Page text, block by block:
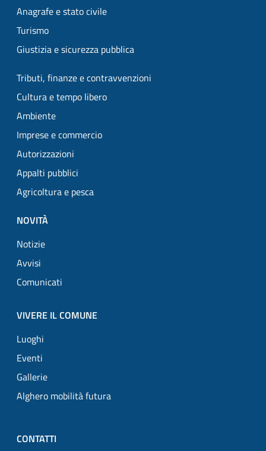
Anagrafe e stato civile
Turismo
Giustizia e sicurezza pubblica
Tributi, finanze e contravvenzioni
Cultura e tempo libero
Ambiente
Imprese e commercio
Autorizzazioni
Appalti pubblici
Agricoltura e pesca
NOVITÀ
Notizie
Avvisi
Comunicati
VIVERE IL COMUNE
Luoghi
Eventi
Gallerie
Alghero mobilità futura
CONTATTI